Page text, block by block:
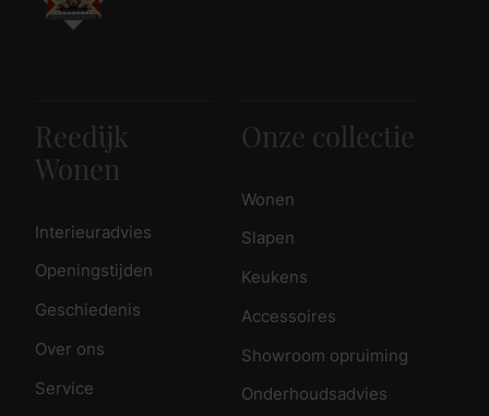
Reedijk
Wonen
Interieuradvies
Openingstijden
Geschiedenis
Over ons
Service
Onze collectie
Wonen
Slapen
Keukens
Accessoires
Showroom opruiming
Onderhoudsadvies